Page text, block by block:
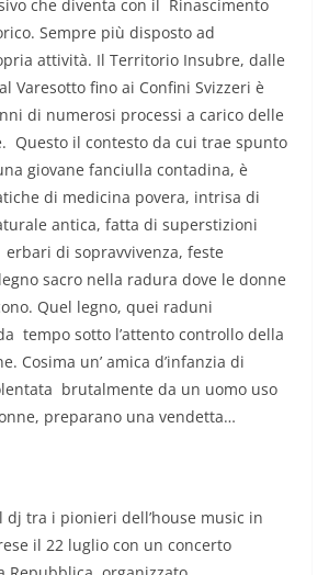
che diventa con il Rinascimento
Sempre più disposto ad
attività. Il Territorio Insubre, dalle
Varesotto fino ai Confini Svizzeri è
di numerosi processi a carico delle
Questo il contesto da cui trae spunto
giovane fanciulla contadina, è
di medicina povera, intrisa di
antica, fatta di superstizioni
di sopravvivenza, feste
sacro nella radura dove le donne
Quel legno, quei raduni
tempo sotto l’attento controllo della
Cosima un’ amica d’infanzia di
brutalmente da un uomo uso
preparano una vendetta…
dj tra i pionieri dell’house music in
il 22 luglio con un concerto